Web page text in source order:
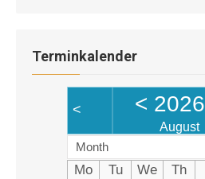
Terminkalender
< < 2026
August
Month
Mo Tu We Th